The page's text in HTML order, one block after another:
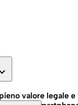
valore legale